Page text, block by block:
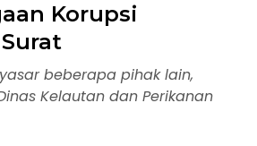
Korupsi
beberapa pihak lain,
Kelautan dan Perikanan